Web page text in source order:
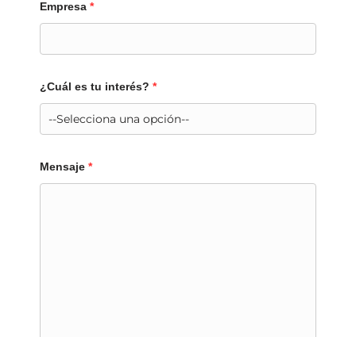
Empresa *
¿Cuál es tu interés? *
Mensaje *